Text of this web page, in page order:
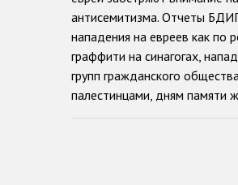
антисемитизма. Отчеты
нападения на евреев как по
граффити на синагогах,
групп гражданского
палестинцами, дням памяти
Государства-участники